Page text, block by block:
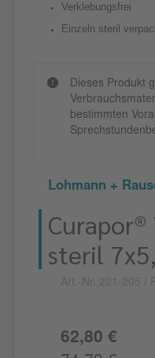
Verklebungsfrei
Einzeln steril
Dieses Produkt
bestimmten
Lohmann +
Curapor®
steril
Art.-Nr. 221-205 /
62,80 €